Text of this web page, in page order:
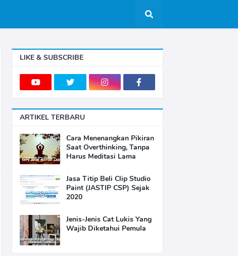
LIKE & SUBSCRIBE
ARTIKEL TERBARU
Cara Menenangkan Pikiran
Saat Overthinking, Tanpa
Harus Meditasi Lama
Jasa Titip Beli Clip Studio
Paint (JASTIP CSP) Sejak
2020
Jenis-Jenis Cat Lukis Yang
Wajib Diketahui Pemula